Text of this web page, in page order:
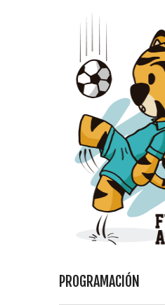
PROGRAMACIÓN